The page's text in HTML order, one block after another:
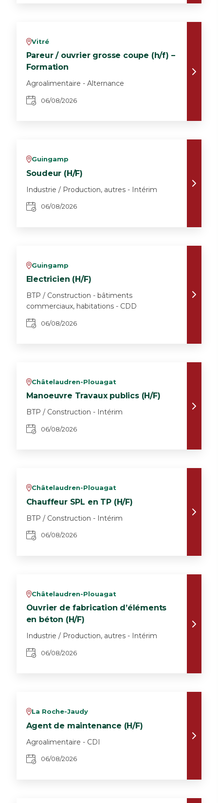
vVitré
Pareur / ouvrier grosse coupe (h/f) –
Formation
Agroalimentaire - Alternance
06/08/2026
vGuingamp
Soudeur (H/F)
Industrie / Production, autres - Intérim
06/08/2026
vGuingamp
Electricien (H/F)
BTP / Construction - bâtiments
commerciaux, habitations - CDD
06/08/2026
vChâtelaudren-Plouagat
Manoeuvre Travaux publics (H/F)
BTP / Construction - Intérim
06/08/2026
vChâtelaudren-Plouagat
Chauffeur SPL en TP (H/F)
BTP / Construction - Intérim
06/08/2026
vChâtelaudren-Plouagat
Ouvrier de fabrication d’éléments
en béton (H/F)
Industrie / Production, autres - Intérim
06/08/2026
vLa Roche-Jaudy
Agent de maintenance (H/F)
Agroalimentaire - CDI
06/08/2026